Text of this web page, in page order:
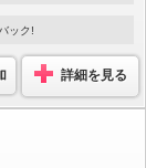
ック!
詳細を見る